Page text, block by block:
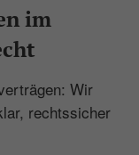
im
Wir
rechtssicher